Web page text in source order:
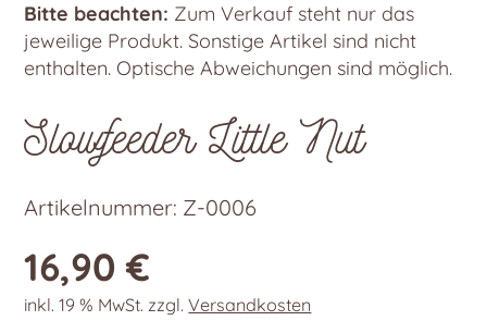
Bitte beachten: Zum Verkauf steht nur das
jeweilige Produkt. Sonstige Artikel sind nicht
enthalten. Optische Abweichungen sind möglich.
Slowfeeder Little Nut
Artikelnummer: Z-0006
16,90€
inkl. 19 % MwSt. zzgl.Versandkosten